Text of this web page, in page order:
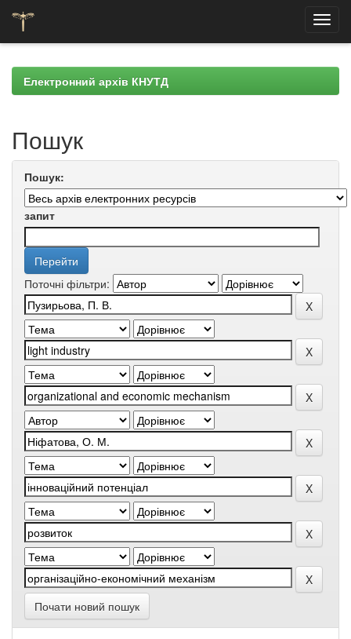
navigationЕлектронний архів КНУТД
Пошук
Пошук:
запит
Поточні фільтри:
Почати новий пошук